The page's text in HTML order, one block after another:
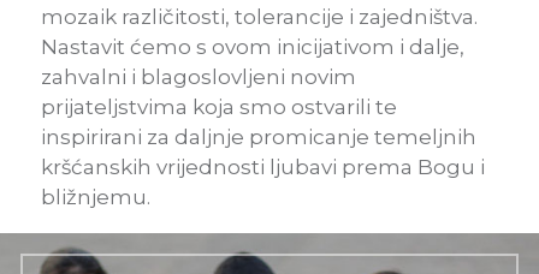
mozaik različitosti, tolerancije i zajedništva.
Nastavit ćemo s ovom inicijativom i dalje,
zahvalni i blagoslovljeni novim
prijateljstvima koja smo ostvarili te
inspirirani za daljnje promicanje temeljnih
kršćanskih vrijednosti ljubavi prema Bogu i
bližnjemu.